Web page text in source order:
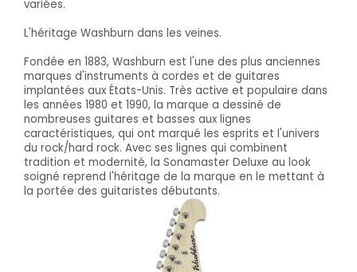
variées.
L'héritage Washburn dans les veines.
Fondée en 1883, Washburn est l'une des plus anciennes
marques d'instruments à cordes et de guitares
implantées aux États-Unis. Très active et populaire dans
les années 1980 et 1990, la marque a dessiné de
nombreuses guitares et basses aux lignes
caractéristiques, qui ont marqué les esprits et l'univers
du rock/hard rock. Avec ses lignes qui combinent
tradition et modernité, la Sonamaster Deluxe au look
soigné reprend l'héritage de la marque en le mettant à
la portée des guitaristes débutants.